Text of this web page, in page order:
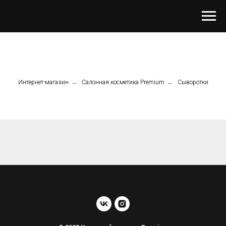
Интернет-магазин → Салонная косметика Premium → Сыворотки